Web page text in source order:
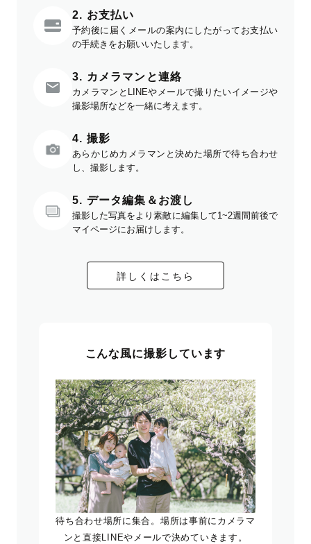
2. お支払い
予約後に届くメールの案内にしたがってお支払い
の手続きをお願いいたします。
3. カメラマンと連絡
カメラマンとLINEやメールで撮りたいイメージや
撮影場所などを一緒に考えます。
4. 撮影
あらかじめカメラマンと決めた場所で待ち合わせ
し、撮影します。
5. データ編集＆お渡し
撮影した写真をより素敵に編集して1~2週間前後で
マイページにお届けします。
詳しくはこちら
こんな風に撮影しています
待ち合わせ場所に集合。場所は事前にカメラマ
ンと直接LINEやメールで決めていきます。